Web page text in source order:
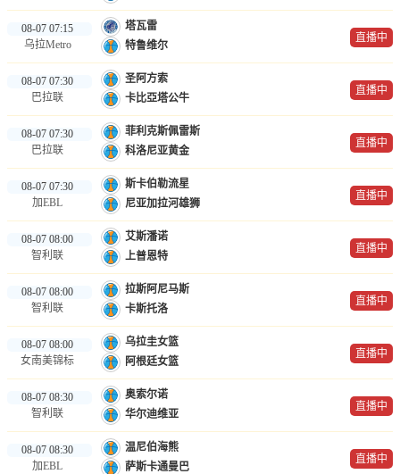
08-07 07:15
乌拉Metro
塔瓦雷
特鲁维尔
直播中
08-07 07:30
巴拉联
圣阿方索
卡比亞塔公牛
直播中
08-07 07:30
巴拉联
菲利克斯佩雷斯
科洛尼亚黄金
直播中
08-07 07:30
加EBL
斯卡伯勒流星
尼亚加拉河雄狮
直播中
08-07 08:00
智利联
艾斯潘诺
上普恩特
直播中
08-07 08:00
智利联
拉斯阿尼马斯
卡斯托洛
直播中
08-07 08:00
女南美锦标
乌拉圭女篮
阿根廷女篮
直播中
08-07 08:30
智利联
奥索尔诺
华尔迪维亚
直播中
08-07 08:30
加EBL
温尼伯海熊
萨斯卡通曼巴
直播中